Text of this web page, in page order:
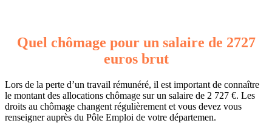
Quel chômage pour un salaire de 2727
euros brut
Lors de la perte d’un travail rémunéré, il est important de connaître
le montant des allocations chômage sur un salaire de 2 727 €. Les
droits au chômage changent régulièrement et vous devez vous
renseigner auprès du Pôle Emploi de votre départemen.